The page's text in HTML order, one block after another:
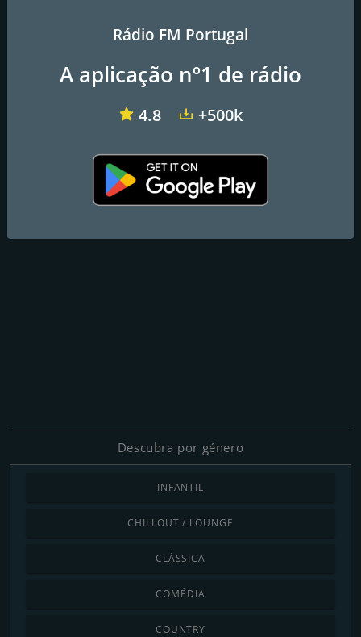
Descubra por género
INFANTIL
CHILLOUT / LOUNGE
CLÁSSICA
COMÉDIA
COUNTRY
Rádio FM Portugal
A aplicação nº1 de rádio
4.8 +500k